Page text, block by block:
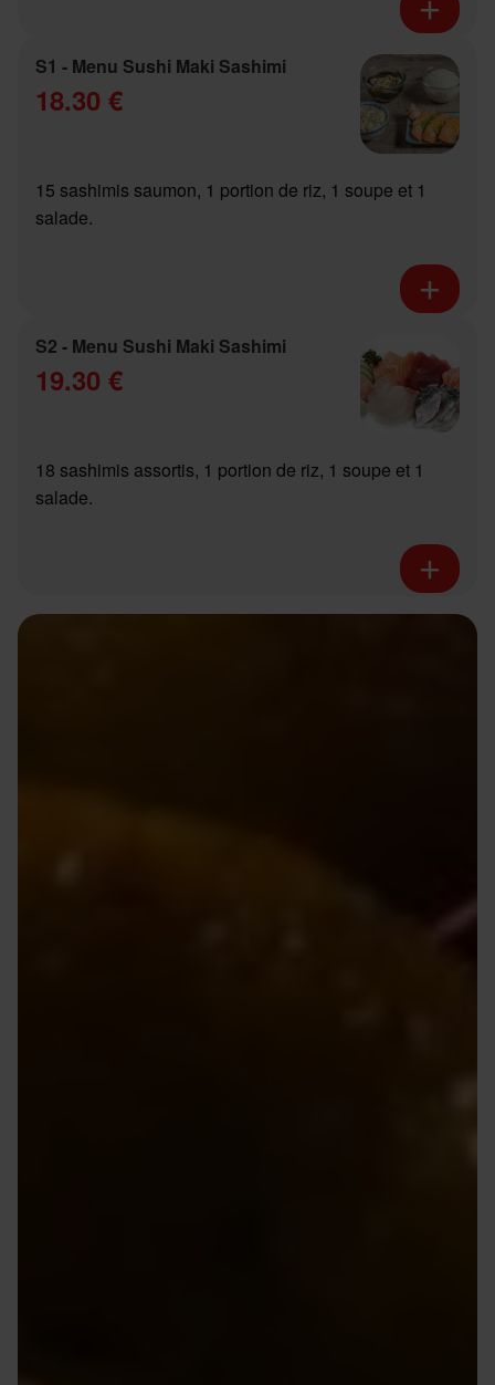
S1 - Menu Sushi Maki Sashimi
18.30 €
15 sashimis saumon, 1 portion de riz, 1 soupe et 1
salade.
S2 - Menu Sushi Maki Sashimi
19.30 €
18 sashimis assortis, 1 portion de riz, 1 soupe et 1
salade.